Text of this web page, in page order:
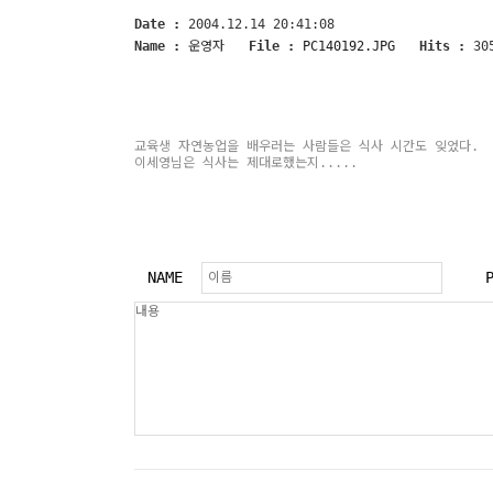
Date :
2004.12.14 20:41:08
Name :
운영자 File : PC140192.JPG Hits :
교육생 자연농업을 배우러는 사람들은 식사 시간도 잊었다.
이세영님은 식사는 제대로했는지.....
NAME